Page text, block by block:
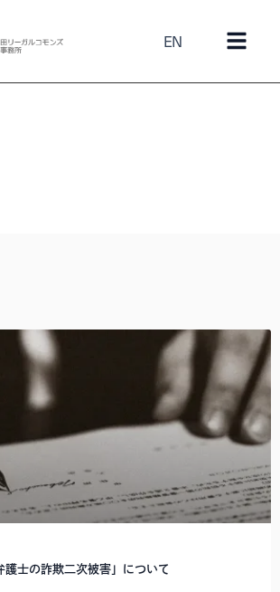
EN
護士の詐欺二次被害」について